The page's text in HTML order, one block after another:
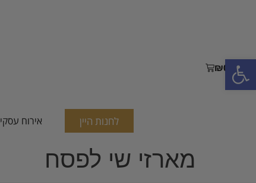
פתח סרגל נגישות
₪0.00
לחנות היין אירוח עסקי
מארזי שי לפסח